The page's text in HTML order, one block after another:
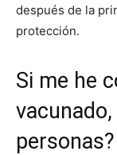
después de la
protección.
Si me he
personas?